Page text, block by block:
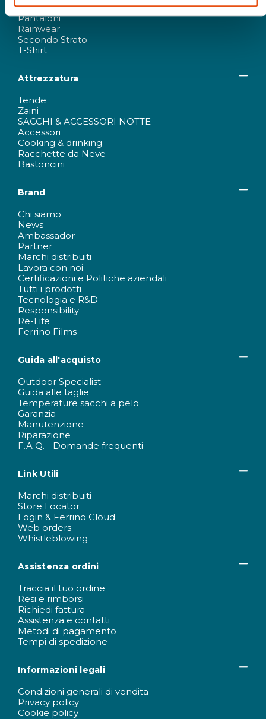
Guanti & Cappelli
Pantaloni
Rainwear
Secondo Strato
T-Shirt
Attrezzatura
Tende
Zaini
SACCHI & ACCESSORI NOTTE
Accessori
Cooking & drinking
Racchette da Neve
Bastoncini
Brand
Chi siamo
News
Ambassador
Partner
Marchi distribuiti
Lavora con noi
Certificazioni e Politiche aziendali
Tutti i prodotti
Tecnologia e R&D
Responsibility
Re-Life
Ferrino Films
Guida all'acquisto
Outdoor Specialist
Guida alle taglie
Temperature sacchi a pelo
Garanzia
Manutenzione
Riparazione
F.A.Q. - Domande frequenti
Link Utili
Marchi distribuiti
Store Locator
Login & Ferrino Cloud
Web orders
Whistleblowing
Assistenza ordini
Traccia il tuo ordine
Resi e rimborsi
Richiedi fattura
Assistenza e contatti
Metodi di pagamento
Tempi di spedizione
Informazioni legali
Condizioni generali di vendita
Privacy policy
Cookie policy